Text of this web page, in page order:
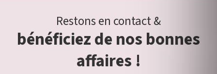
Restons en contact &
bénéficiez de nos bonnes
affaires !